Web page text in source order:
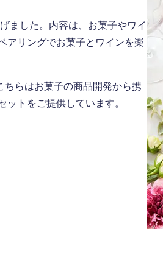
ました。内容は、お菓子やワイ
アリングでお菓子とワインを楽
らはお菓子の商品開発から携
トをご提供しています。